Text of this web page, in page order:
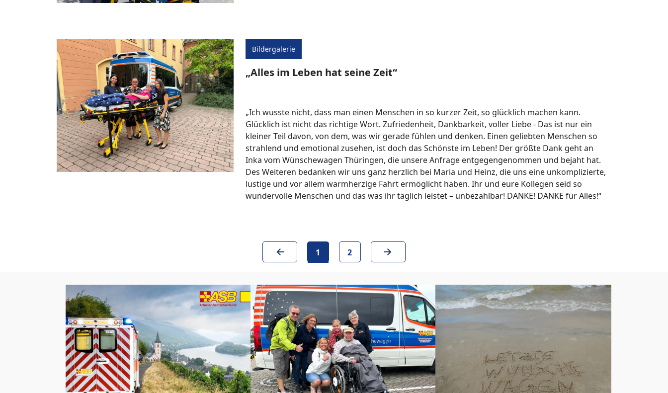
Bildergalerie
„Alles im Leben hat seine Zeit“
„Ich wusste nicht, dass man einen Menschen in so kurzer Zeit, so glücklich machen kann.
Glücklich ist nicht das richtige Wort. Zufriedenheit, Dankbarkeit, voller Liebe - Das ist nur ein
kleiner Teil davon, von dem, was wir gerade fühlen und denken. Einen geliebten Menschen so
strahlend und emotional zusehen, ist doch das Schönste im Leben! Der größte Dank geht an
Inka vom Wünschewagen Thüringen, die unsere Anfrage entgegengenommen und bejaht hat.
Des Weiteren bedanken wir uns ganz herzlich bei Maria und Heinz, die uns eine unkomplizierte,
lustige und vor allem warmherzige Fahrt ermöglicht haben. Ihr und eure Kollegen seid so
wundervolle Menschen und das was ihr täglich leistet – unbezahlbar! DANKE! DANKE für Alles!“
1 (aktuell)
2